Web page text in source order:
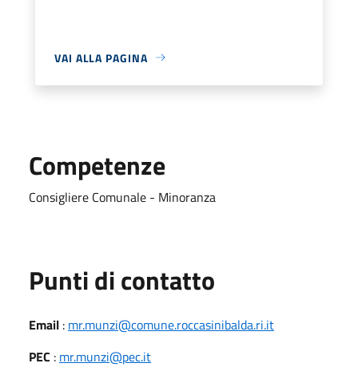
VAI ALLA PAGINA
Competenze
Consigliere Comunale - Minoranza
Punti di contatto
Email : mr.munzi@comune.roccasinibalda.ri.it
PEC : mr.munzi@pec.it